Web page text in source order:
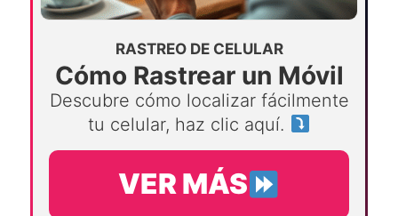
RASTREO DE CELULAR
Cómo Rastrear un Móvil
Descubre cómo localizar fácilmente
tu celular, haz clic aquí.
VER MÁS